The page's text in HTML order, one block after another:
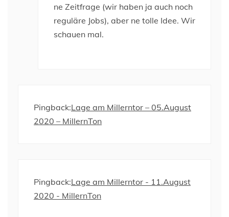
ne Zeitfrage (wir haben ja auch noch
reguläre Jobs), aber ne tolle Idee. Wir
schauen mal.
Pingback:Lage am Millerntor – 05.August
2020 – MillernTon
Pingback:Lage am Millerntor - 11.August
2020 - MillernTon